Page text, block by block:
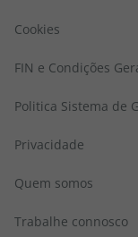
Cookies
FIN e Condições
Politica Sistema de
Privacidade
Quem somos
Trabalhe connosco